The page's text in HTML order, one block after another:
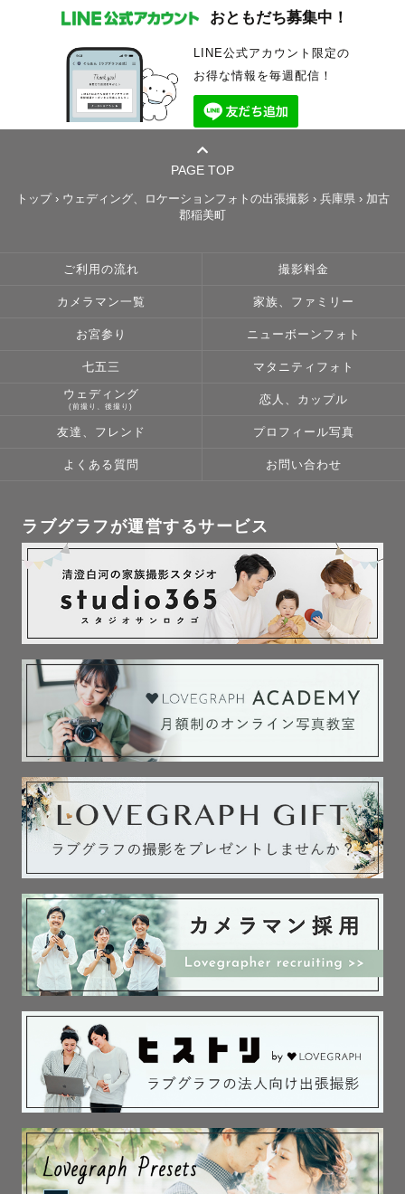
おともだち募集中！
LINE公式アカウント限定の
お得な情報を毎週配信！
PAGE TOP
トップ› ウェディング、ロケーションフォトの出張撮影 › 兵庫県 › 加古
郡稲美町
ご利用の流れ 撮影料金
カメラマン一覧 家族、ファミリー
お宮参り ニューボーンフォト
七五三 マタニティフォト
ウェディング
(前撮り、後撮り)
恋人、カップル
友達、フレンド プロフィール写真
よくある質問 お問い合わせ
ラブグラフが運営するサービス